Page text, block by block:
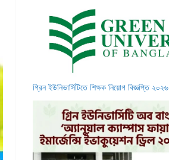
গ্রিন ইউনিভার্সিটিতে শিক্ষক নিয়োগ বিজ্ঞপ্তি ২০২৬